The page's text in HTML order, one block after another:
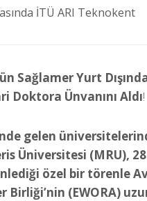
İTÜ ARI Teknokent
Sağlamer Yurt
Doktora Ünvanını Aldı!
gelen
Üniversitesi (MRU),
özel bir törenle
Birliği’nin (EWORA)